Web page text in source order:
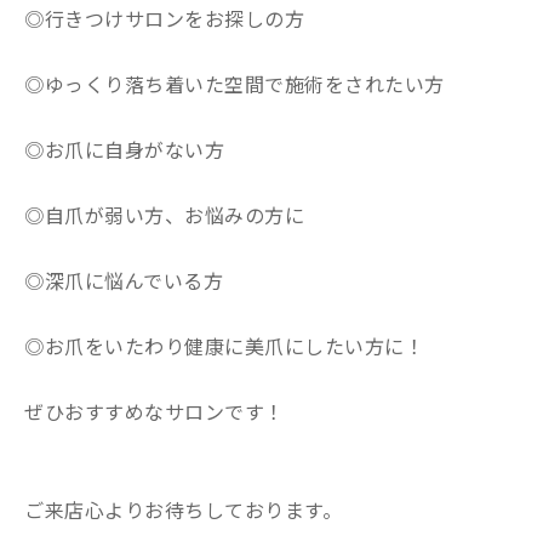
◎行きつけサロンをお探しの方
◎ゆっくり落ち着いた空間で施術をされたい方
◎お爪に自身がない方
◎自爪が弱い方、お悩みの方に
◎深爪に悩んでいる方
◎お爪をいたわり健康に美爪にしたい方に！
ぜひおすすめなサロンです！
ご来店心よりお待ちしております。